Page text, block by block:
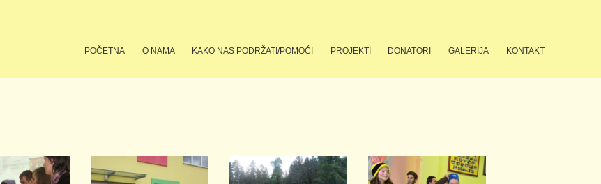
POČETNA O NAMA KAKO NAS PODRŽATI/POMOĆI PROJEKTI DONATORI GALERIJA KONTAKT